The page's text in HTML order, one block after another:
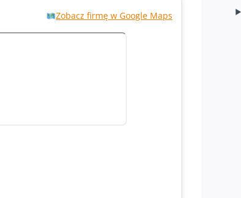
Zobacz firmę w Google Maps